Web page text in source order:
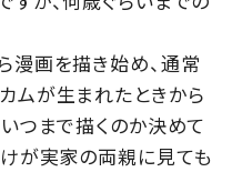
漫画を描き始め、通常
ムが生まれたときから
つまで描くのか決めて
けが実家の両親に見ても